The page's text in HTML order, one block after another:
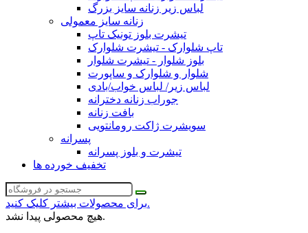
لباس زیر زنانه سایز بزرگ
زنانه سایز معمولی
تیشرت بلوز تونیک تاپ
تاپ شلوارک - تیشرت شلوارک
بلوز شلوار - تیشرت شلوار
شلوار و شلوارک و ساپورت
لباس زیر/ لباس خواب/بادی
جوراب زنانه دخترانه
بافت زنانه
سویشرت ژاکت رومانتویی
پسرانه
تیشرت و بلوز پسرانه
تخفیف خورده ها
برای محصولات بیشتر کلیک کنید.
هیچ محصولی پیدا نشد.